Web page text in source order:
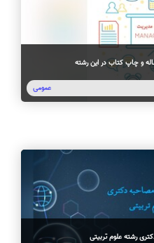
و چاپ کتاب در این رشته
عمومی
رشته علوم تربیتی